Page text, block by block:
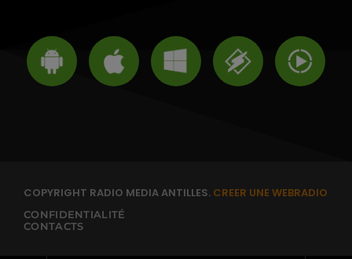
COPYRIGHT RADIO MEDIA ANTILLES. CREER UNE WEBRADIO
CONFIDENTIALITÉ
CONTACTS